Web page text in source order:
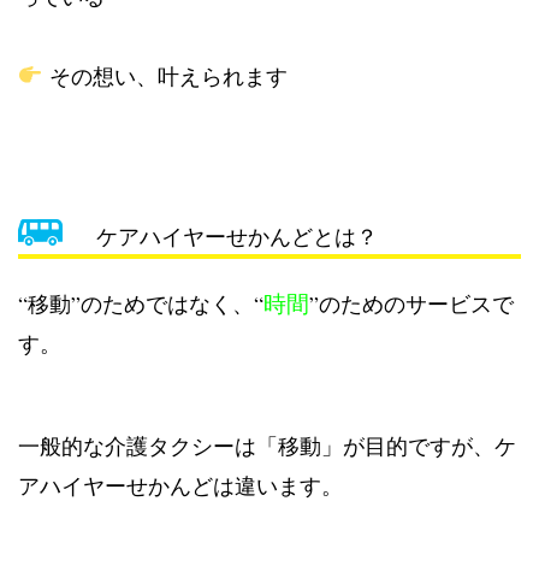
その想い、叶えられます
ケアハイヤーせかんどとは？
“移動”のためではなく、“時間”のためのサービスで
す。
一般的な介護タクシーは「移動」が目的ですが、ケ
アハイヤーせかんどは違います。